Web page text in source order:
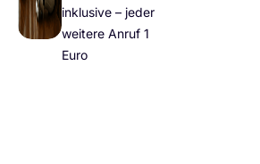
inklusive – jeder
weitere Anruf 1
Euro